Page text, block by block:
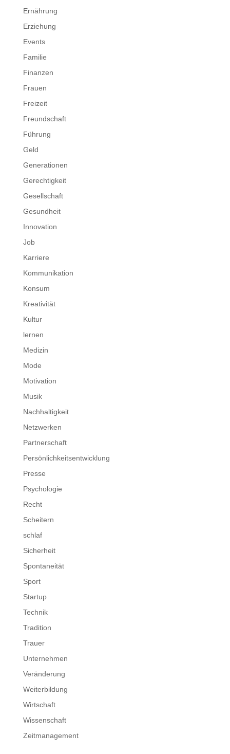
Ernährung
Erziehung
Events
Familie
Finanzen
Frauen
Freizeit
Freundschaft
Führung
Geld
Generationen
Gerechtigkeit
Gesellschaft
Gesundheit
Innovation
Job
Karriere
Kommunikation
Konsum
Kreativität
Kultur
lernen
Medizin
Mode
Motivation
Musik
Nachhaltigkeit
Netzwerken
Partnerschaft
Persönlichkeitsentwicklung
Presse
Psychologie
Recht
Scheitern
schlaf
Sicherheit
Spontaneität
Sport
Startup
Technik
Tradition
Trauer
Unternehmen
Veränderung
Weiterbildung
Wirtschaft
Wissenschaft
Zeitmanagement